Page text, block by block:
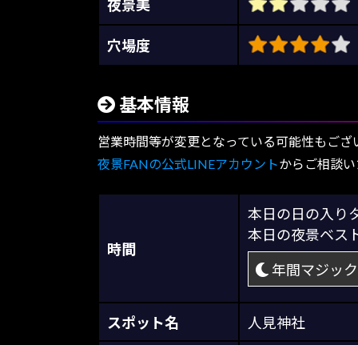
夜景美
穴場度
基本情報
営業時間等が変更となっている可能性もござ
夜景FANの公式LINEアカウントからご相談
時間
本日の日の入
本日の夜景ベ
年間マジッ
スポット名 人見神社